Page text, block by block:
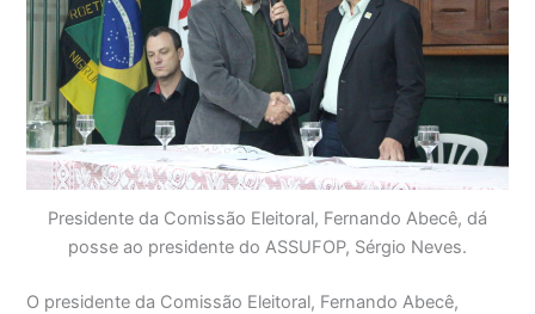
Presidente da Comissão Eleitoral, Fernando Abecê, dá
posse ao presidente do ASSUFOP, Sérgio Neves.
O presidente da Comissão Eleitoral, Fernando Abecê,